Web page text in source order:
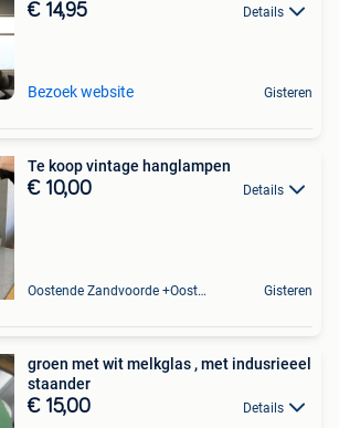
€ 14,95 Details
Bezoek website Gisteren
Te koop vintage hanglampen
€ 10,00 Details
Oostende Zandvoorde +Oostende Gisteren
groen met wit melkglas , met indusrieeel
staander
€ 15,00 Details